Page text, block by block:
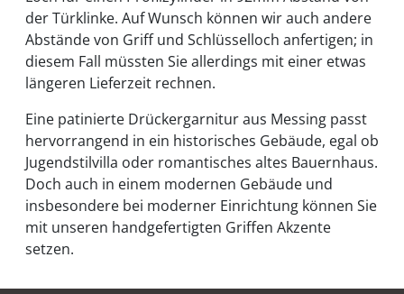
der Türklinke. Auf Wunsch können wir auch andere
Abstände von Griff und Schlüsselloch anfertigen; in
diesem Fall müssten Sie allerdings mit einer etwas
längeren Lieferzeit rechnen.
Eine patinierte Drückergarnitur aus Messing passt
hervorrangend in ein historisches Gebäude, egal ob
Jugendstilvilla oder romantisches altes Bauernhaus.
Doch auch in einem modernen Gebäude und
insbesondere bei moderner Einrichtung können Sie
mit unseren handgefertigten Griffen Akzente
setzen.